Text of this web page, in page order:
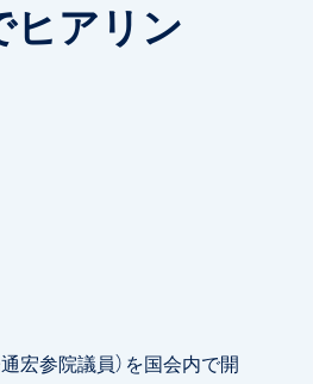
ヒアリン
宏参院議員）を国会内で開